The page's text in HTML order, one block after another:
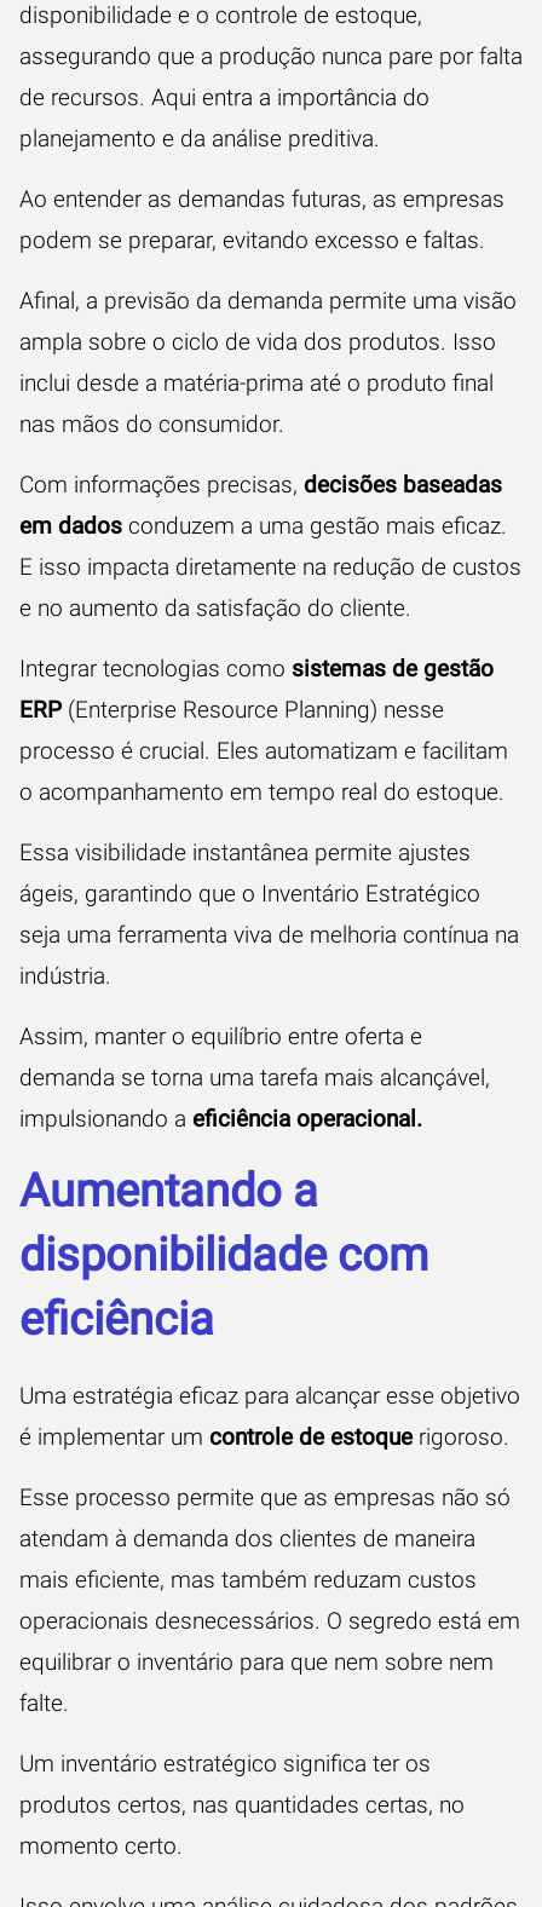
disponibilidade e o controle de estoque,
assegurando que a produção nunca pare por falta
de recursos. Aqui entra a importância do
planejamento e da análise preditiva.
Ao entender as demandas futuras, as empresas
podem se preparar, evitando excesso e faltas.
Afinal, a previsão da demanda permite uma visão
ampla sobre o ciclo de vida dos produtos. Isso
inclui desde a matéria-prima até o produto final
nas mãos do consumidor.
Com informações precisas, decisões baseadas
em dados conduzem a uma gestão mais eficaz.
E isso impacta diretamente na redução de custos
e no aumento da satisfação do cliente.
Integrar tecnologias como sistemas de gestão
ERP (Enterprise Resource Planning) nesse
processo é crucial. Eles automatizam e facilitam
o acompanhamento em tempo real do estoque.
Essa visibilidade instantânea permite ajustes
ágeis, garantindo que o Inventário Estratégico
seja uma ferramenta viva de melhoria contínua na
indústria.
Assim, manter o equilíbrio entre oferta e
demanda se torna uma tarefa mais alcançável,
impulsionando a eficiência operacional.
Aumentando a
disponibilidade com
eficiência
Uma estratégia eficaz para alcançar esse objetivo
é implementar um controle de estoque rigoroso.
Esse processo permite que as empresas não só
atendam à demanda dos clientes de maneira
mais eficiente, mas também reduzam custos
operacionais desnecessários. O segredo está em
equilibrar o inventário para que nem sobre nem
falte.
Um inventário estratégico significa ter os
produtos certos, nas quantidades certas, no
momento certo.